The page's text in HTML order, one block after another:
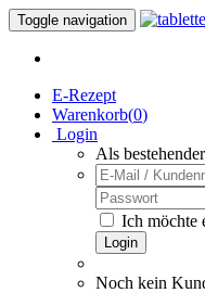
Toggle navigation
E-Rezept
Warenkorb(0)
Login
Als
Ich möchte
Login
Noch kein